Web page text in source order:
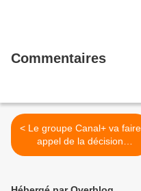
Commentaires
< Le groupe Canal+ va faire
appel de la décision
ordonnant la suspension du